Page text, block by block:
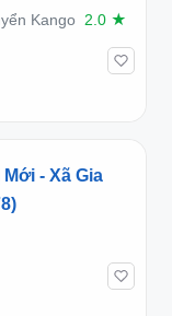
Kango 2.0 ★
- Xã Gia